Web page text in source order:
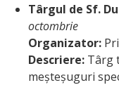
Târgul de Sf.
octombrie
Organizator:
Descriere: Târg
meșteșuguri